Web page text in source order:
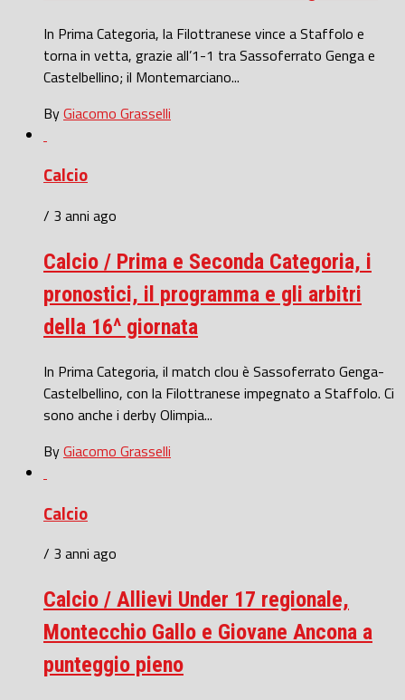
In Prima Categoria, la Filottranese vince a Staffolo e
torna in vetta, grazie all’1-1 tra Sassoferrato Genga e
Castelbellino; il Montemarciano...
ByGiacomo Grasselli
Calcio
/ 3 anni ago
Calcio / Prima e Seconda Categoria, i
pronostici, il programma e gli arbitri
della 16^ giornata
In Prima Categoria, il match clou è Sassoferrato Genga-
Castelbellino, con la Filottranese impegnato a Staffolo. Ci
sono anche i derby Olimpia...
ByGiacomo Grasselli
Calcio
/ 3 anni ago
Calcio / Allievi Under 17 regionale,
Montecchio Gallo e Giovane Ancona a
punteggio pieno